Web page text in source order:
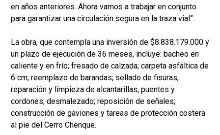
en años anteriores. Ahora vamos a trabajar en conjunto
para garantizar una circulación segura en la traza vial”.
La obra, que contempla una inversión de $8.838.179.000 y
un plazo de ejecución de 36 meses, incluye: bacheo en
caliente y en frío; fresado de calzada; carpeta asfáltica de
6 cm; reemplazo de barandas; sellado de fisuras;
reparación y limpieza de alcantarillas, puentes y
cordones; desmalezado; reposición de señales;
construcción de gaviones y tareas de protección costera
al pie del Cerro Chenque.